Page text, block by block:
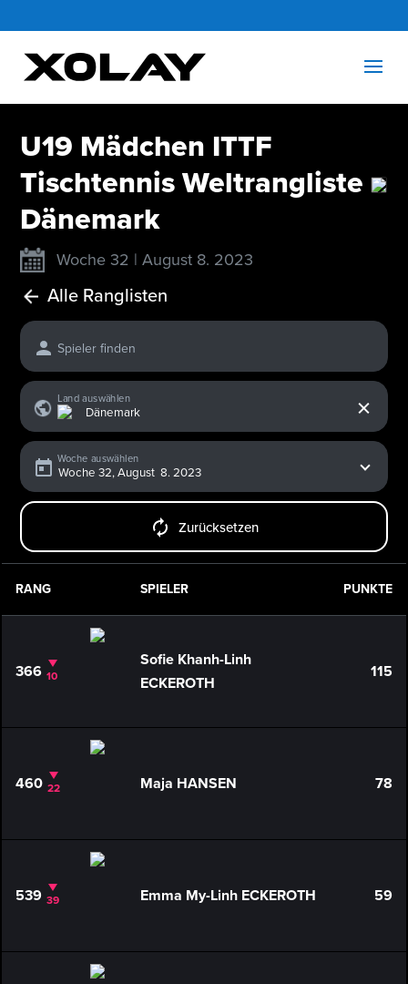
U19 Mädchen ITTF
Tischtennis Weltrangliste
Dänemark
Woche 32 | August 8. 2023
Alle Ranglisten
Spieler finden
Land auswählen
Woche auswählen
Zurücksetzen
RANG SPIELER PUNKTE
366 10
Sofie Khanh-Linh
ECKEROTH
115
460 22 Maja HANSEN 78
539 39 Emma My-Linh ECKEROTH 59